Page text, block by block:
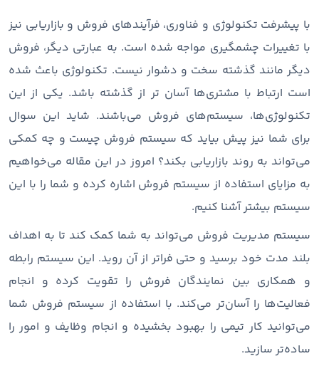
با پیشرفت تکنولوژی و فناوری، فرآیندهای فروش و بازاریابی نیز
با تغییرات چشمگیری مواجه شده است. به عبارتی دیگر، فروش
دیگر مانند گذشته سخت و دشوار نیست. تکنولوژی باعث شده
است ارتباط با مشتری‌ها آسان تر از گذشته باشد. یکی از این
تکنولوژی‌ها، سیستم‌های فروش می‌باشند. شاید این سوال
برای شما نیز پیش بیاید که سیستم فروش چیست و چه کمکی
می‌تواند به روند بازاریابی بکند؟ امروز در این مقاله می‌خواهیم
به مزایای استفاده از سیستم فروش اشاره کرده و شما را با این
سیستم بیشتر آشنا کنیم.
سیستم مدیریت فروش می‌تواند به شما کمک کند تا به اهداف
بلند مدت خود برسید و حتی فراتر از آن روید. این سیستم رابطه
و همکاری بین نمایندگان فروش را تقویت کرده و انجام
فعالیت‌ها را آسان‌تر می‌کند. با استفاده از سیستم فروش شما
می‌توانید کار تیمی را بهبود بخشیده و انجام وظایف و امور را
ساده‌تر سازید.